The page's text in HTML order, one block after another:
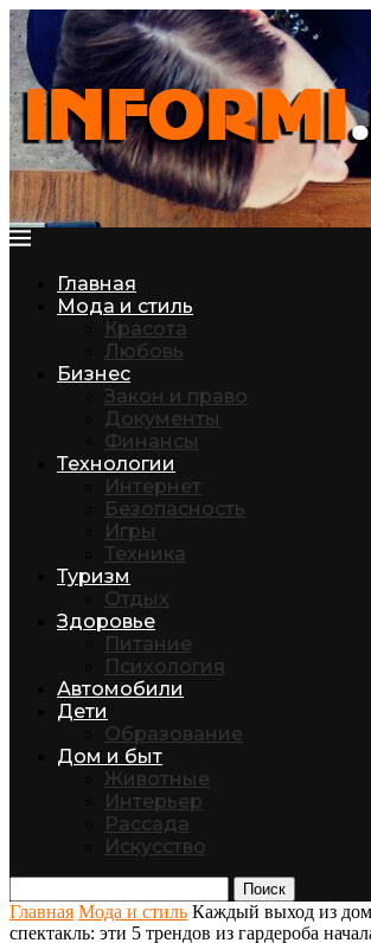
Главная
Мода и стиль
Красота
Любовь
Бизнес
Закон и право
Документы
Финансы
Технологии
Интернет
Безопасность
Игры
Техника
Туризм
Отдых
Здоровье
Питание
Психология
Автомобили
Дети
Образование
Дом и быт
Животные
Интерьер
Рассада
Искусство
Поиск
Главная Мода и стиль Каждый выход из
спектакль: эти 5 трендов из гардероба